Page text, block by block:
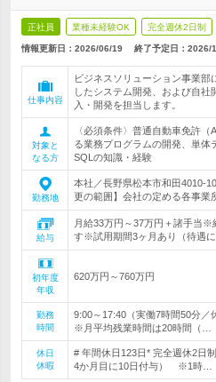
正社員 業種未経験OK 完全週休2日制
情報更新日：2026/06/19 終了予定日： 2026/
仕事内容
ビジネスソリューション事業部
したシステム開発、および自
入・開発を担当します。
対象と
なる方
〈必須条件〉普通自動車免許
る業務プログラムの開発、単体
SQLの知識・経験
勤務地
本社／長野県松本市和田4010-
更の範囲】会社の定める各事業
給与
月給33万円～37万円＋諸手当※
す※試用期間3ヶ月あり（待遇
初年度
年収
620万円～760万円
勤務
時間
9:00～17:40（実働7時間50分
※月平均残業時間は20時間（…
休日
休暇
# 年間休日123日* 完全週休2日
4か月目に10日付与） ※1時…